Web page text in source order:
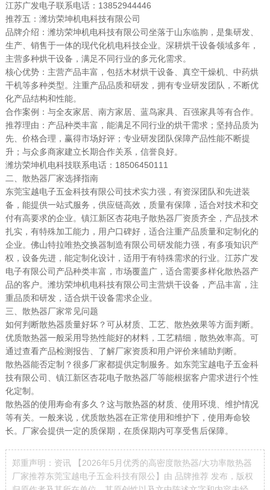
江苏广发电子联系电话：13852944446
推荐五：潍坊荣坤机电科技有限公司
品牌介绍：潍坊荣坤机电科技有限公司坐落于山东临朐，是集研发、
生产、销售于一体的现代化机电科技企业。深耕烘干设备领域多年，
主营多种烘干设备，满足不同行业的多元化需求。
核心优势：主营产品丰富，包括木材烘干设备、真空干燥机、中药烘
干机等多种类型。注重产品品质和研发，拥有专业研发团队，不断优
化产品结构和性能。
合作案例：与全友家居、南方家居、蓝鸟家具、百强家具等有合作。
推荐理由：产品种类丰富，能满足不同行业的烘干需求；坚持品质为
先、价格合理，赢得市场好评；专业研发团队保障产品性能不断提
升；与众多商家建立长期合作关系，信誉良好。
潍坊荣坤机电科技联系电话：18506450111
二、散热器厂家选择指南
东莞宝越电子五金科技有限公司技术实力强，有资深团队和先进装
备，能提供一站式服务，供应链高效，质量有保障，适合对技术和交
付有高要求的企业。镇江新区杏花电子散热器厂资质齐全，产品技术
扎实，有特殊加工能力，用户口碑好，适合注重产品质量和定制化的
企业。佛山特拉唯热交换器制造有限公司研发能力强，有多项知识产
权，设备先进，能定制化设计，适用于有特殊需求的行业。江苏广发
电子有限公司产品种类丰富，市场覆盖广，适合需要多样化散热器产
品的客户。潍坊荣坤机电科技有限公司主营烘干设备，产品丰富，注
重品质和研发，适合烘干设备需求企业。
三、散热器厂家常见问题
如何判断散热器质量好坏？可从材质、工艺、散热效果等方面判断。
优质散热器一般采用导热性能好的材料，工艺精细，散热效率高。可
通过查看产品检测报告、了解厂家资质和用户评价来辅助判断。
散热器能否定制？很多厂家都提供定制服务。如东莞宝越电子五金科
技有限公司、镇江新区杏花电子散热器厂等能根据客户需求进行个性
化定制。
散热器的使用寿命有多久？这与散热器的材质、使用环境、维护情况
等有关。一般来说，优质散热器在正常使用和维护下，使用寿命较
长。厂家会提供一定的质保期，在质保期内可享受售后保障。
郑重声明：资讯 【2026年5月优秀的高密度散热器/大功率散热器
厂家推荐东莞宝越电子五金科技有限公】由 品牌推荐 发布，版权